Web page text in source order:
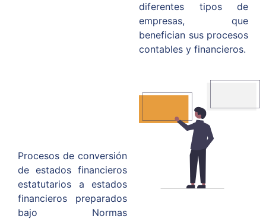
diferentes tipos de
empresas, que
benefician sus procesos
contables y financieros.
Procesos de conversión
de estados financieros
estatutarios a estados
financieros preparados
bajo Normas